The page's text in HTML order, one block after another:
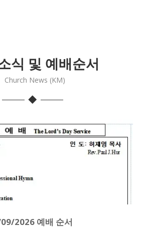
식 및 예배순서
Church News (KM)
2026 예배 순서